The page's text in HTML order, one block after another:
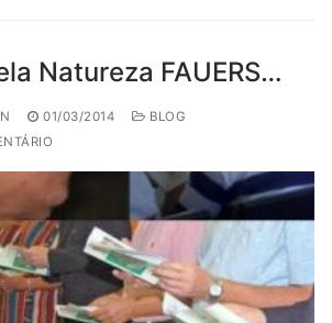
Natureza FAUERS…
01/03/2014
BLOG